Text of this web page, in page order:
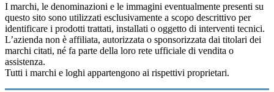
I marchi, le denominazioni e le immagini eventualmente presenti su
questo sito sono utilizzati esclusivamente a scopo descrittivo per
identificare i prodotti trattati, installati o oggetto di interventi tecnici.
L’azienda non è affiliata, autorizzata o sponsorizzata dai titolari dei
marchi citati, né fa parte della loro rete ufficiale di vendita o
assistenza.
Tutti i marchi e loghi appartengono ai rispettivi proprietari.